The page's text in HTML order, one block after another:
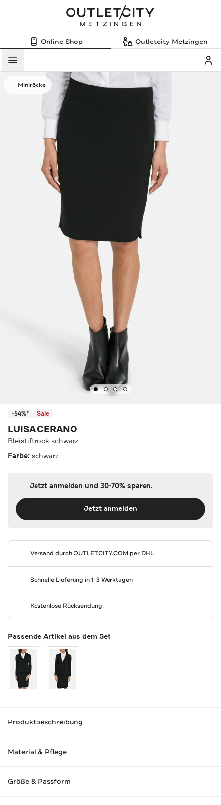
Online Shop Outletcity Metzingen
Menü
Miniröcke
-54%* Sale
LUISA CERANO
Bleistiftrock schwarz
Farbe: schwarz
Jetzt anmelden und 30-70% sparen.
Jetzt anmelden
Versand durchOUTLETCITY.COM per DHL
Schnelle Lieferung in 1-3 Werktagen
Kostenlose Rücksendung
Passende Artikel aus dem Set
Produktbeschreibung
Material & Pflege
Größe & Passform